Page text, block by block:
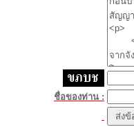
ชื่อของท่าน :